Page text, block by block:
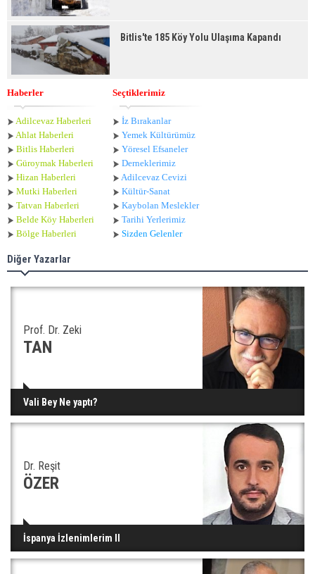
Bitlis'te 185 Köy Yolu Ulaşıma Kapandı
Haberler
Adilcevaz Haberleri
Ahlat Haberleri
Bitlis Haberleri
Güroymak Haberleri
Hizan Haberleri
Mutki Haberleri
Tatvan Haberleri
Belde Köy Haberleri
Bölge Haberleri
Seçtiklerimiz
İz Bırakanlar
Yemek Kültürümüz
Yöresel Efsaneler
Derneklerimiz
Adilcevaz Cevizi
Kültür-Sanat
Kaybolan Meslekler
Tarihi Yerlerimiz
Sizden Gelenler
Diğer Yazarlar
Prof. Dr. Zeki
TAN
Vali Bey Ne yaptı?
Dr. Reşit
ÖZER
İspanya İzlenimlerim II